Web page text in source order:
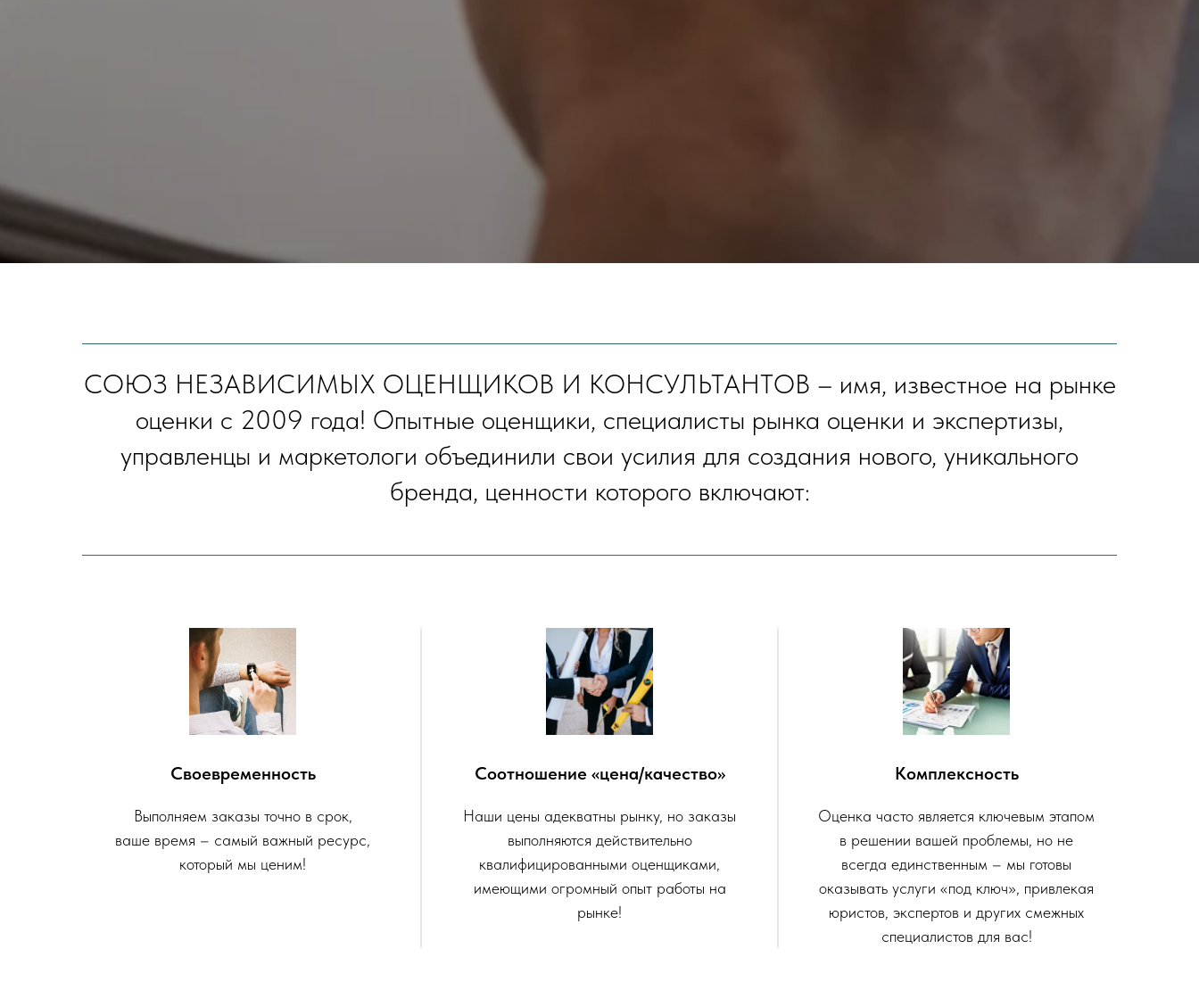
СОЮЗ НЕЗАВИСИМЫХ ОЦЕНЩИКОВ И КОНСУЛЬТАНТОВ – имя, известное на рынке
оценки с 2009 года! Опытные оценщики, специалисты рынка оценки и экспертизы,
управленцы и маркетологи объединили свои усилия для создания нового, уникального
бренда, ценности которого включают:
Своевременность
Выполняем заказы точно в срок,
ваше время – самый важный ресурс,
который мы ценим!
Соотношение «цена/качество»
Наши цены адекватны рынку, но заказы
выполняются действительно
квалифицированными оценщиками,
имеющими огромный опыт работы на
рынке!
Комплексность
Оценка часто является ключевым этапом
в решении вашей проблемы, но не
всегда единственным – мы готовы
оказывать услуги «под ключ», привлекая
юристов, экспертов и других смежных
специалистов для вас!